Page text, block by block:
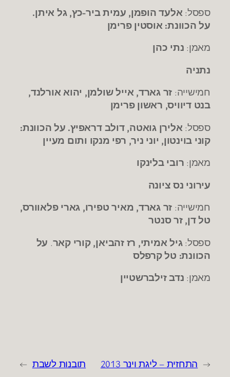
ספסל: אלעד הופמן, עמית ביר-כץ, גל איתן.
על הכוונת: אוסטין פרימן
מאמן: נתי כהן
נתניה
חמישייה: זר גארד, אייל שולמן, יהוא אורלנד,
בנט דיוויס, ראשון פרימן
ספסל: אלירן גואטה, דולב דראפיץ. על הכוונת:
קוני בוינטון, יוני ניר, רפי מנקו ותום מעיין
מאמן: רובי בלינקו
עירוני נס ציונה
חמישייה: זר גארד, מאיר טפירו, גארי פלאוורס,
טל דן, זר סנטר
ספסל:גיל אמיתי, רז זהביאן, קורי קאר. על
הכוונת: טל קרפלס
מאמן: נדב זילברשטיין
← התחזית – ליגת וינר 2013 תובנות לשבת →